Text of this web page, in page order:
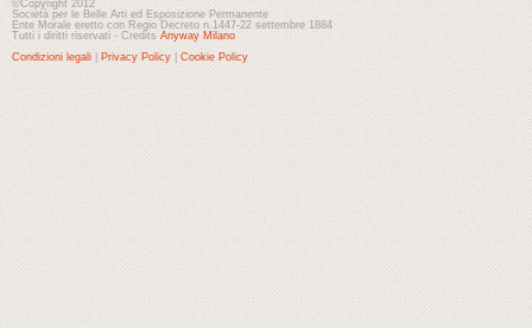
©Copyright 2012
Società per le Belle Arti ed Esposizione Permanente
Ente Morale eretto con Regio Decreto n.1447-22 settembre 1884
Tutti i diritti riservati - Credits Anyway Milano
Condizioni legali
Privacy Policy Cookie Policy